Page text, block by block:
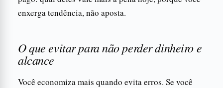
enxerga tendência, não aposta.
O que evitar para não perder dinheiro e
alcance
Você economiza mais quando evita erros. Se você